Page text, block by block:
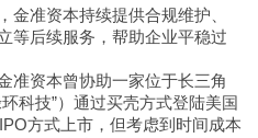
金准资本持续提供合规维护、
等后续服务，帮助企业平稳过
准资本曾协助一家位于长三角
科技”）通过买壳方式登陆美国
方式上市，但考虑到时间成本